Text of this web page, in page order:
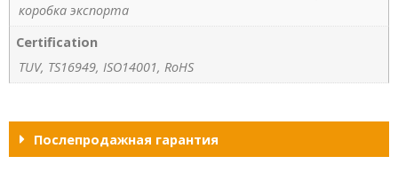
коробка экспорта
Certification
TUV, TS16949, ISO14001, RoHS
Послепродажная гарантия